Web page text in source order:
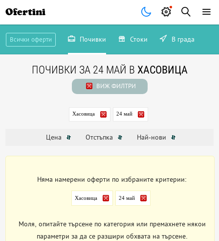
Ofertini
Всички оферти Почивки Стоки В града
ПОЧИВКИ ЗА 24 МАЙ В ХАСОВИЦА
ВИЖ ФИЛТРИ
Хасовица 24 май
Цена Отстъпка Най-нови
Няма намерени оферти по избраните критерии:
Хасовица 24 май
Моля, опитайте търсене по категория или премахнете някои
параметри за да се разшири обхвата на търсене.